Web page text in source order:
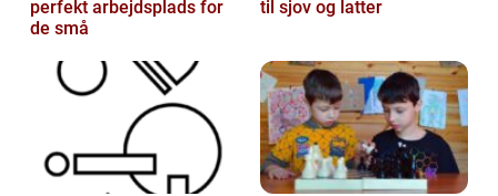
perfekt arbejdsplads for
de små
til sjov og latter